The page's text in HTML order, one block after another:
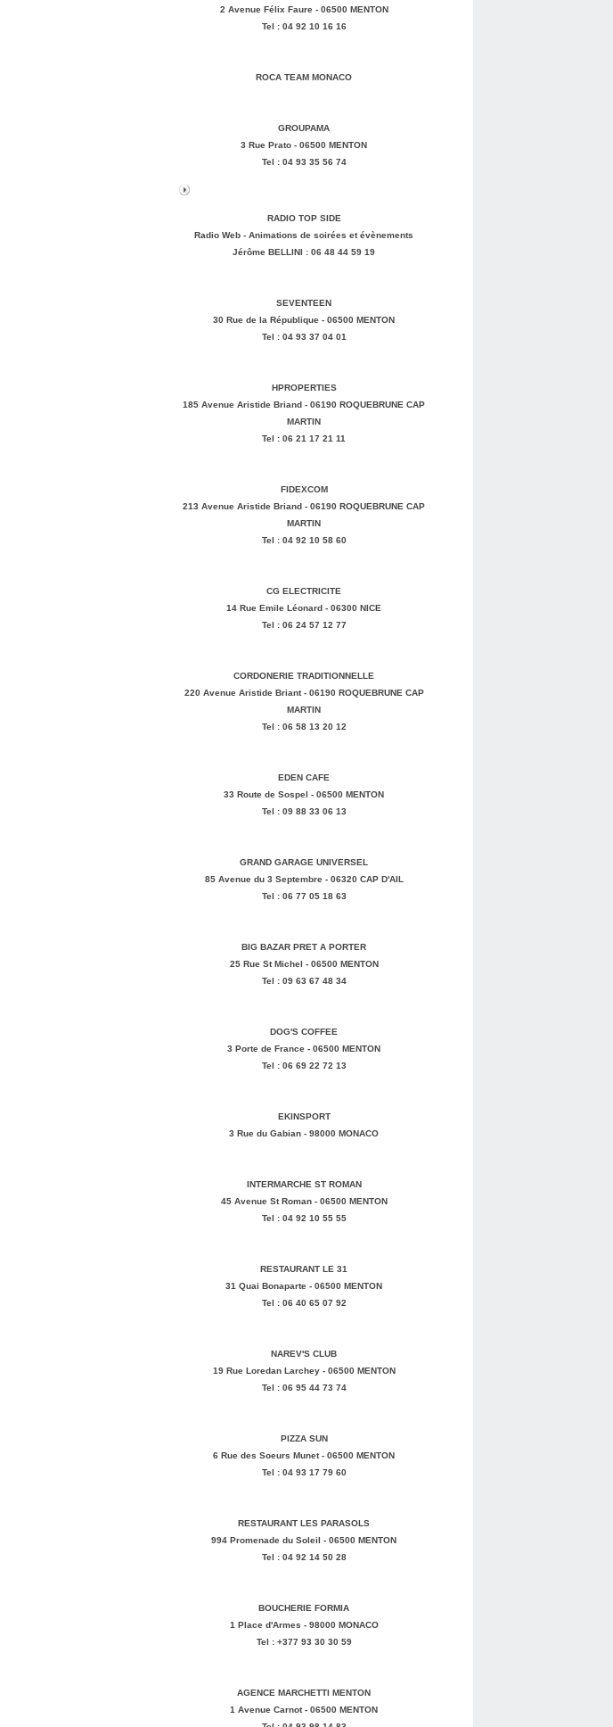
2 Avenue Félix Faure - 06500 MENTON
Tel : 04 92 10 16 16
ROCA TEAM MONACO
GROUPAMA
3 Rue Prato - 06500 MENTON
Tel : 04 93 35 56 74
RADIO TOP SIDE
Radio Web - Animations de soirées et évènements
Jérôme BELLINI : 06 48 44 59 19
SEVENTEEN
30 Rue de la République - 06500 MENTON
Tel : 04 93 37 04 01
HPROPERTIES
185 Avenue Aristide Briand - 06190 ROQUEBRUNE CAP
MARTIN
Tel : 06 21 17 21 11
FIDEXCOM
213 Avenue Aristide Briand - 06190 ROQUEBRUNE CAP
MARTIN
Tel : 04 92 10 58 60
CG ELECTRICITE
14 Rue Emile Léonard - 06300 NICE
Tel : 06 24 57 12 77
CORDONERIE TRADITIONNELLE
220 Avenue Aristide Briant - 06190 ROQUEBRUNE CAP
MARTIN
Tel : 06 58 13 20 12
EDEN CAFE
33 Route de Sospel - 06500 MENTON
Tel : 09 88 33 06 13
GRAND GARAGE UNIVERSEL
85 Avenue du 3 Septembre - 06320 CAP D'AIL
Tel : 06 77 05 18 63
BIG BAZAR PRET A PORTER
25 Rue St Michel - 06500 MENTON
Tel : 09 63 67 48 34
DOG'S COFFEE
3 Porte de France - 06500 MENTON
Tel : 06 69 22 72 13
EKINSPORT
3 Rue du Gabian - 98000 MONACO
INTERMARCHE ST ROMAN
45 Avenue St Roman - 06500 MENTON
Tel : 04 92 10 55 55
RESTAURANT LE 31
31 Quai Bonaparte - 06500 MENTON
Tel : 06 40 65 07 92
NAREV'S CLUB
19 Rue Loredan Larchey - 06500 MENTON
Tel : 06 95 44 73 74
PIZZA SUN
6 Rue des Soeurs Munet - 06500 MENTON
Tel : 04 93 17 79 60
RESTAURANT LES PARASOLS
994 Promenade du Soleil - 06500 MENTON
Tel : 04 92 14 50 28
BOUCHERIE FORMIA
1 Place d'Armes - 98000 MONACO
Tel : +377 93 30 30 59
AGENCE MARCHETTI MENTON
1 Avenue Carnot - 06500 MENTON